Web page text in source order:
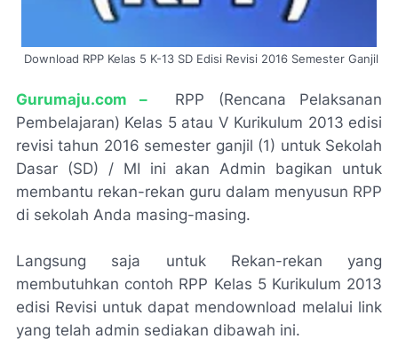
Download RPP Kelas 5 K-13 SD Edisi Revisi 2016 Semester Ganjil
Gurumaju.com – RPP (Rencana Pelaksanan
Pembelajaran) Kelas 5 atau V Kurikulum 2013 edisi
revisi tahun 2016 semester ganjil (1) untuk Sekolah
Dasar (SD) / MI ini akan Admin bagikan untuk
membantu rekan-rekan guru dalam menyusun RPP
di sekolah Anda masing-masing.
Langsung saja untuk Rekan-rekan yang
membutuhkan contoh RPP Kelas 5 Kurikulum 2013
edisi Revisi untuk dapat mendownload melalui link
yang telah admin sediakan dibawah ini.